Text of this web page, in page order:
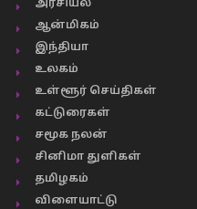
அரசியல்
ஆன்மிகம்
இந்தியா
உலகம்
உள்ளூர் செய்திகள்
கட்டுரைகள்
சமூக நலன்
சினிமா துளிகள்
தமிழகம்
விளையாட்டு